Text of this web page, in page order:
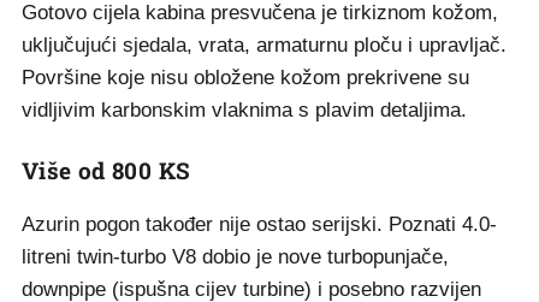
Gotovo cijela kabina presvučena je tirkiznom kožom,
uključujući sjedala, vrata, armaturnu ploču i upravljač.
Površine koje nisu obložene kožom prekrivene su
vidljivim karbonskim vlaknima s plavim detaljima.
Više od 800 KS
Azurin pogon također nije ostao serijski. Poznati 4.0-
litreni twin-turbo V8 dobio je nove turbopunjače,
downpipe (ispušna cijev turbine) i posebno razvijen